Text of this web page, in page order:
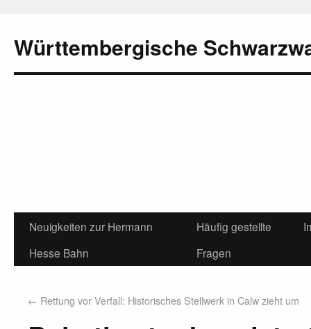
Württembergische
Neuigkeiten zur Hermann
Hesse Bahn
Häufig gestellte
Fragen
← Rettung vor Verfall: Historisches Stellwerk in Calw zieht um